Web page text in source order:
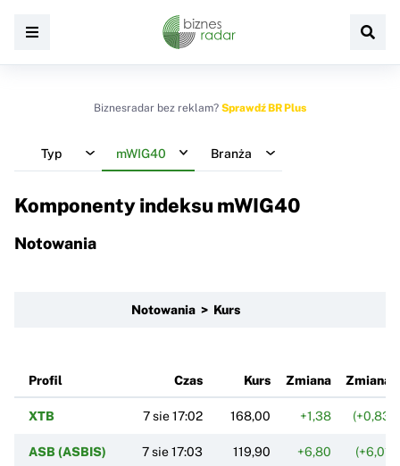
Biznesradar bez reklam? Sprawdź BR Plus
Typ mWIG40 Branża
Komponenty indeksu mWIG40
Notowania
Notowania > Kurs
Profil Czas Kurs Zmiana Zmiana
XTB 7 sie 17:02 168,00 +1,38
ASB (ASBIS) 7 sie 17:03 119,90 +6,80